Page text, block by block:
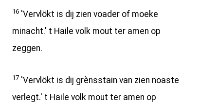
16 'Vervlökt is dij zien voader of moeke
minacht.' t Haile volk mout ter amen op
zeggen.
17 'Vervlökt is dij grènsstain van zien noaste
verlegt.' t Haile volk mout ter amen op